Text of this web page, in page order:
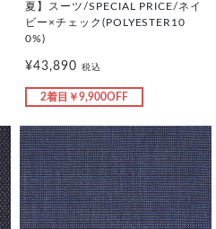
夏】スーツ/SPECIAL PRICE/ネイ
ビー×チェック(POLYESTER10
0%)
¥43,890 税込
2着目￥9,900OFF